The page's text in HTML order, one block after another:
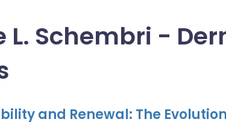
L. Schembri -
and Renewal: The